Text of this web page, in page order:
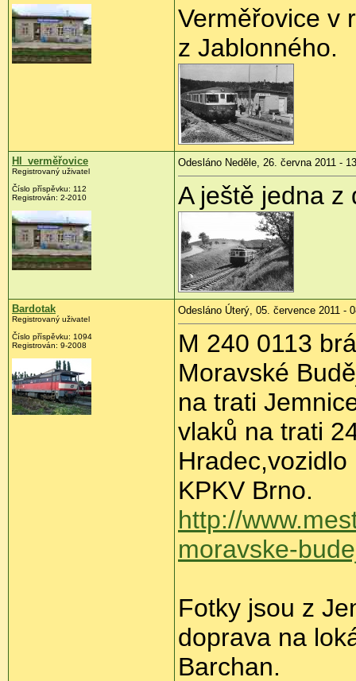
Verměřovice v
z Jablonného.
Hl_verměřovice
Registrovaný uživatel
Číslo příspěvku: 112
Registrován: 2-2010
Odesláno Neděle, 26. června 2011 -
A ještě jedna z
Bardotak
Registrovaný uživatel
Číslo příspěvku: 1094
Registrován: 9-2008
Odesláno Úterý, 05. července 2011 -
M 240 0113
Moravské
na trati
vlaků na trati
KPKV Brno.
http://
moravske-
Fotky jsou z
doprava na
Barchan.